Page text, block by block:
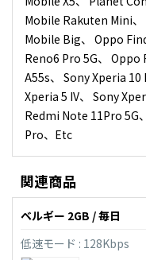
Mobile Rakuten Mini
Mobile Big、 Oppo
Reno6 Pro 5G、 Oppo
A55s、 Sony Xperia
Xperia 5 IV、 Sony
Redmi Note 11Pro 5G
Pro、Etc
関連商品
ベルギー 2GB / 毎日
低速モード : 128Kbps